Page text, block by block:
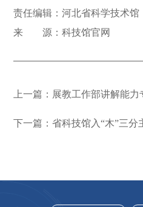
责任编辑：河北省科学技术馆
来 源：科技馆官网
上一篇：展教工作部讲解能
下一篇：省科技馆入“木”三分